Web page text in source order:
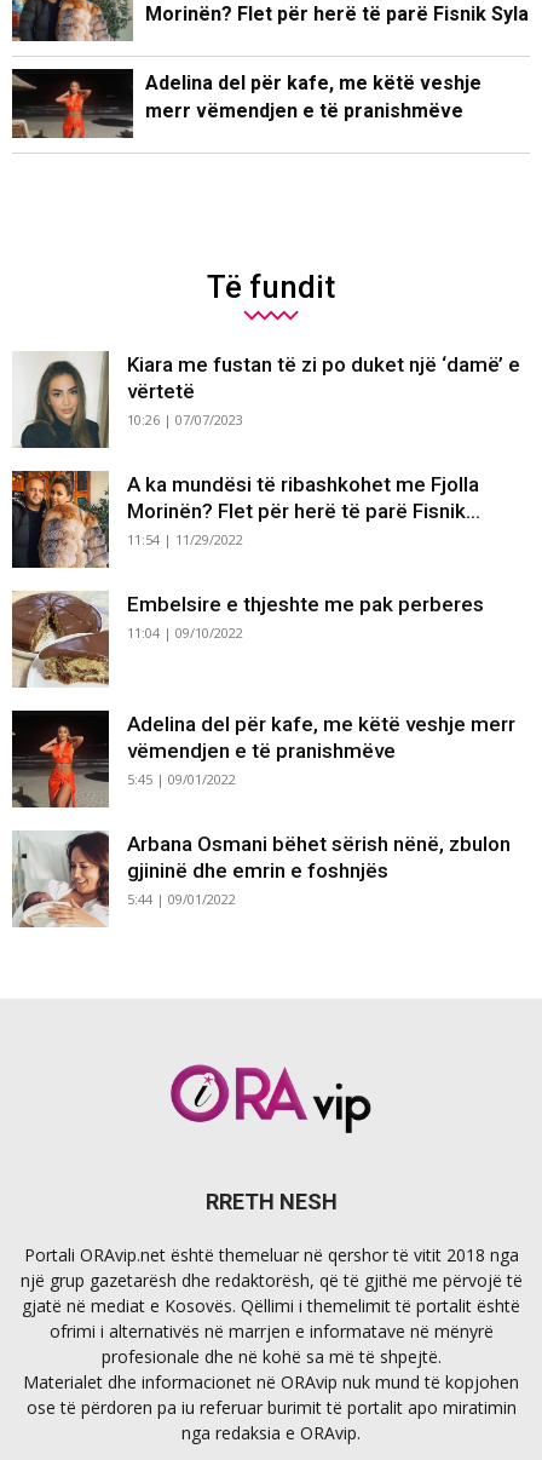
Morinën? Flet për herë të parë Fisnik Syla
Adelina del për kafe, me këtë veshje
merr vëmendjen e të pranishmëve
Të fundit
Kiara me fustan të zi po duket një ‘damë’ e
vërtetë
10:26 | 07/07/2023
A ka mundësi të ribashkohet me Fjolla
Morinën? Flet për herë të parë Fisnik...
11:54 | 11/29/2022
Embelsire e thjeshte me pak perberes
11:04 | 09/10/2022
Adelina del për kafe, me këtë veshje merr
vëmendjen e të pranishmëve
5:45 | 09/01/2022
Arbana Osmani bëhet sërish nënë, zbulon
gjininë dhe emrin e foshnjës
5:44 | 09/01/2022
RRETH NESH
Portali ORAvip.net është themeluar në qershor të vitit 2018 nga
një grup gazetarësh dhe redaktorësh, që të gjithë me përvojë të
gjatë në mediat e Kosovës. Qëllimi i themelimit të portalit është
ofrimi i alternativës në marrjen e informatave në mënyrë
profesionale dhe në kohë sa më të shpejtë.
Materialet dhe informacionet në ORAvip nuk mund të kopjohen
ose të përdoren pa iu referuar burimit të portalit apo miratimin
nga redaksia e ORAvip.